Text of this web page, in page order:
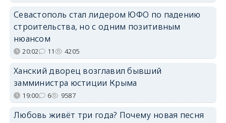
Севастополь стал лидером ЮФО по падению
строительства, но с одним позитивным
нюансом
20:02 11 4205
Ханский дворец возглавил бывший
замминистра юстиции Крыма
19:00 6 9587
Любовь живёт три года? Почему новая песня